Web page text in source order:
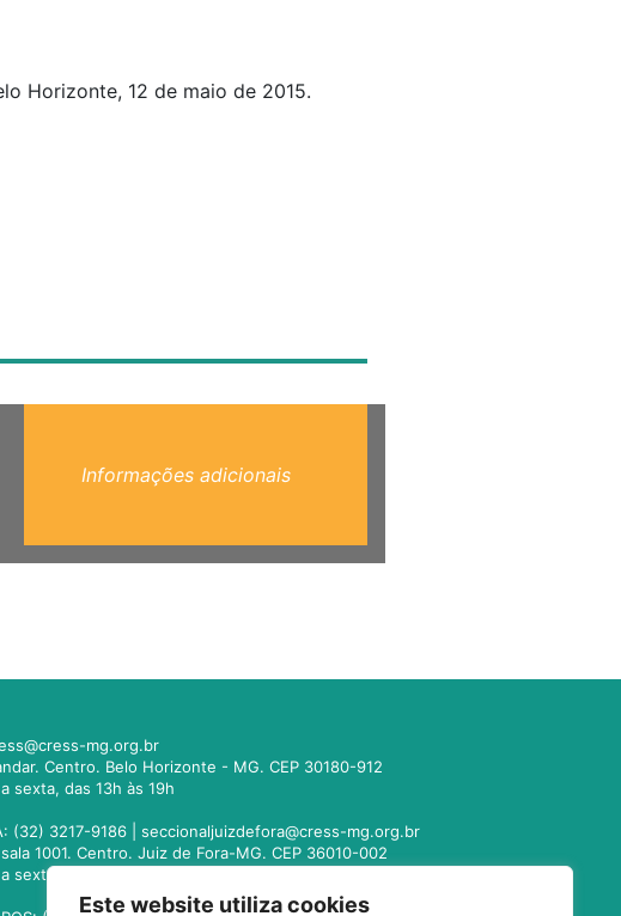
Este website utiliza cookies
Horizonte, 12 de maio de 2015.
Informações adicionais
mg.org.br
Centro. Belo Horizonte - MG. CEP 30180-912
sexta, das 13h às 19h
(32) 3217-9186 |seccionaljuizdefora@cress-mg.org.br
1001. Centro. Juiz de Fora-MG. CEP 36010-002
sexta, das 13h às 19h